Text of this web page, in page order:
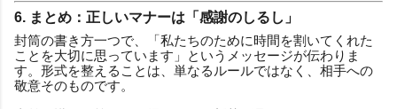
6. まとめ：正しいマナーは「感謝のしるし」
封筒の書き方一つで、「私たちのために時間を割いてくれた
ことを大切に思っています」というメッセージが伝わりま
す。形式を整えることは、単なるルールではなく、相手への
敬意そのものです。